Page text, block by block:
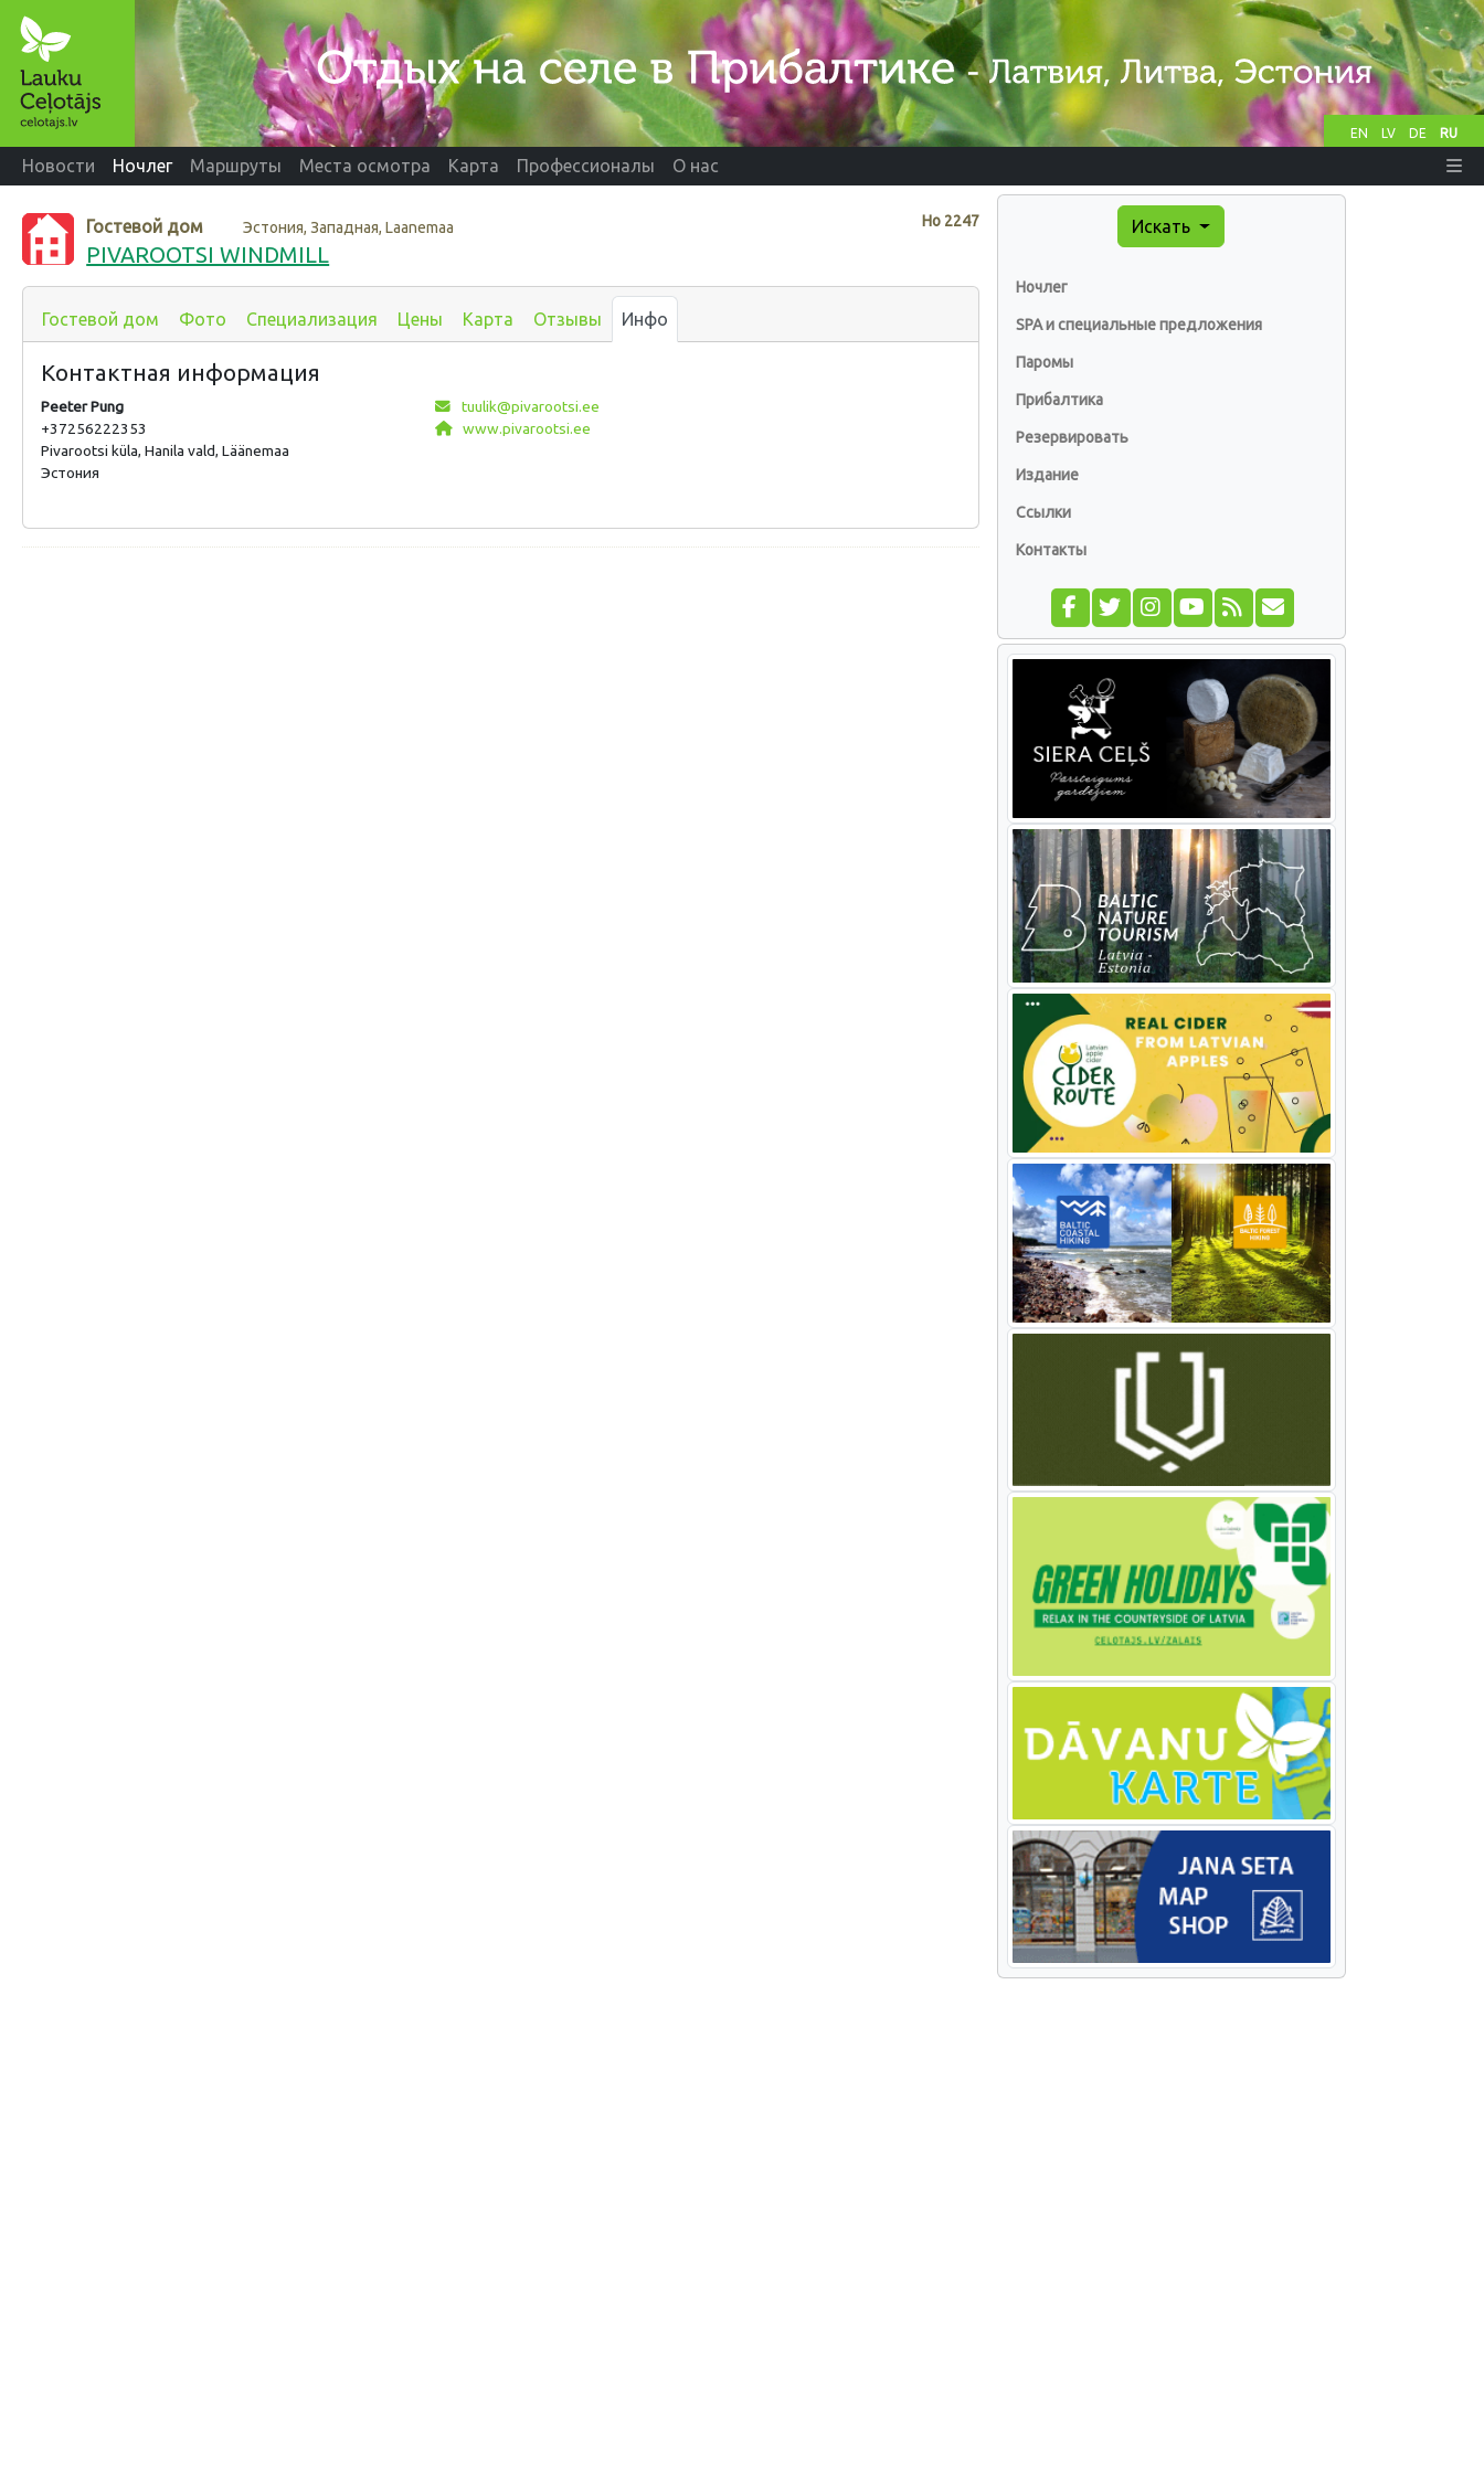
EN LV DE RU
Новости Ночлег Маршруты Места осмотра Карта Профессионалы О нас
Нo 2247
Гостевой дом Эстония, Западная, Laanemaa
PIVAROOTSI WINDMILL
Гостевой дом Фото Специализация Цены Карта Отзывы Инфо
Контактная информация
Peeter Pung
+37256222353
Pivarootsi küla, Hanila vald, Läänemaa
Эстония
tuulik@pivarootsi.ee
www.pivarootsi.ee
Искать
Ночлег
SPA и специальные предложения
Паромы
Прибалтика
Резервировать
Издание
Ссылки
Контакты